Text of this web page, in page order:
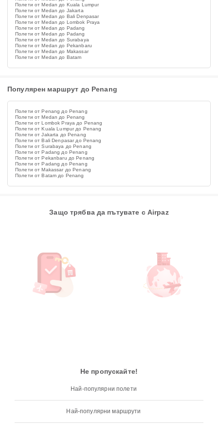
Полети от Medan до Kuala Lumpur
Полети от Medan до Jakarta
Полети от Medan до Bali Denpasar
Полети от Medan до Lombok Praya
Полети от Medan до Padang
Полети от Medan до Padang
Полети от Medan до Surabaya
Полети от Medan до Pekanbaru
Полети от Medan до Makassar
Полети от Medan до Batam
Популярен маршрут до Penang
Полети от Penang до Penang
Полети от Medan до Penang
Полети от Lombok Praya до Penang
Полети от Kuala Lumpur до Penang
Полети от Jakarta до Penang
Полети от Bali Denpasar до Penang
Полети от Surabaya до Penang
Полети от Padang до Penang
Полети от Pekanbaru до Penang
Полети от Padang до Penang
Полети от Makassar до Penang
Полети от Batam до Penang
Защо трябва да пътувате с Airpaz
Не пропускайте!
Най-популярни полети
Най-популярни маршрути